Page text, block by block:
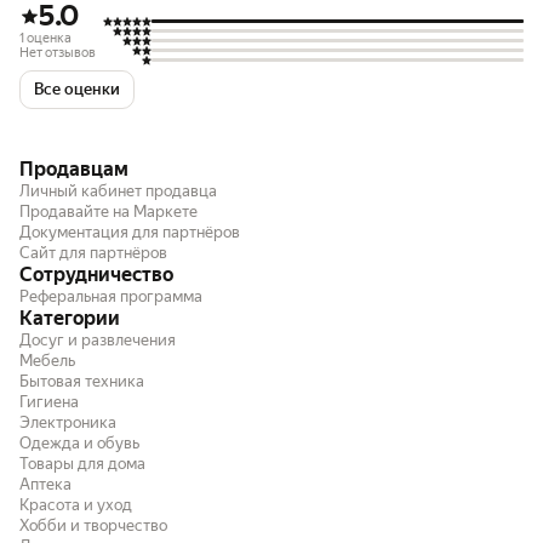
5.0
1 оценка
Нет отзывов
Все оценки
Продавцам
Личный кабинет продавца
Продавайте на Маркете
Документация для партнёров
Сайт для партнёров
Сотрудничество
Реферальная программа
Категории
Досуг и развлечения
Мебель
Бытовая техника
Гигиена
Электроника
Одежда и обувь
Товары для дома
Аптека
Красота и уход
Хобби и творчество